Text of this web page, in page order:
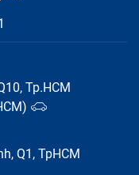
chuột, khiến cho
cảm thấy rất khó
đảm bảo các linh
Flip 14
sạc laptop dường
tiện tìm ổ cắm
Tp.HCM
Q1, TpHCM